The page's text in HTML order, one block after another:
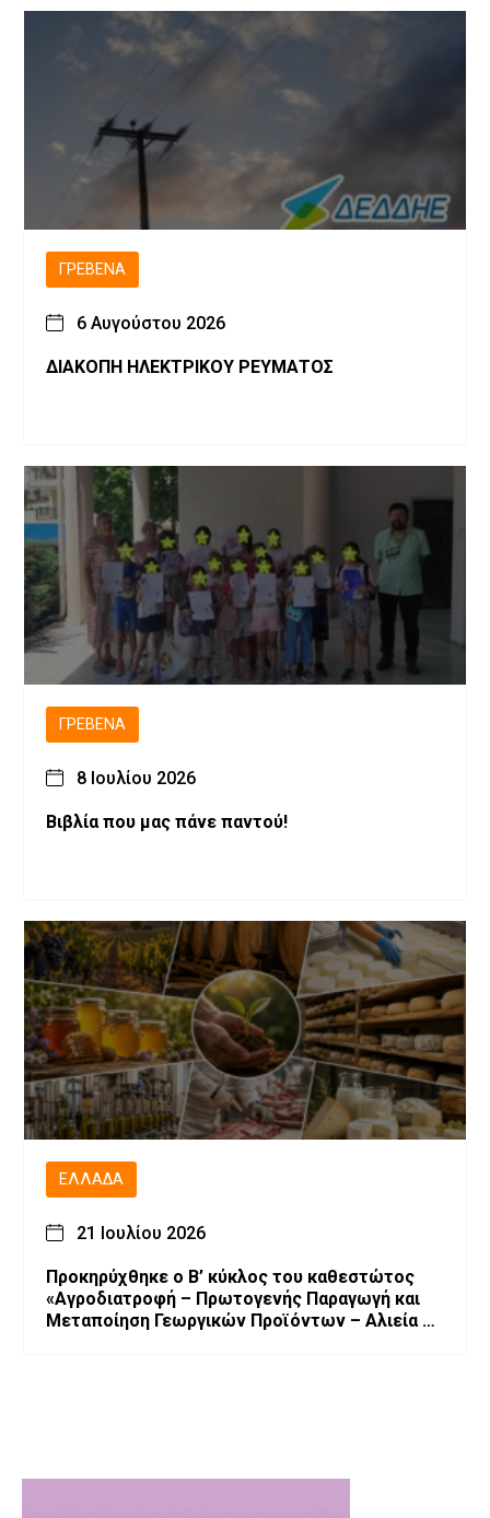
ΓΡΕΒΕΝΆ
6 Αυγούστου 2026
ΔΙΑΚΟΠΗ ΗΛΕΚΤΡΙΚΟΥ ΡΕΥΜΑΤΟΣ
ΓΡΕΒΕΝΆ
8 Ιουλίου 2026
Βιβλία που μας πάνε παντού!
ΕΛΛΆΔΑ
21 Ιουλίου 2026
Προκηρύχθηκε ο Β’ κύκλος του καθεστώτος
«Αγροδιατροφή – Πρωτογενής Παραγωγή και
Μεταποίηση Γεωργικών Προϊόντων – Αλιεία –